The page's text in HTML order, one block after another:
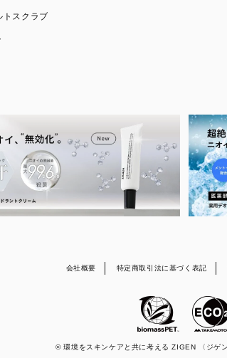
トスクラブ
会社概要 特定商取引法に基づく表記
© 環境をスキンケアと共に考える ZIGEN 〈ジゲ